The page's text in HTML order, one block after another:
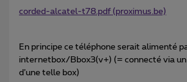
corded-alcatel-t78.pdf (proximus.be)
En principe ce téléphone serait alimenté
internetbox/Bbox3(v+) (= connecté via
d’une telle box)